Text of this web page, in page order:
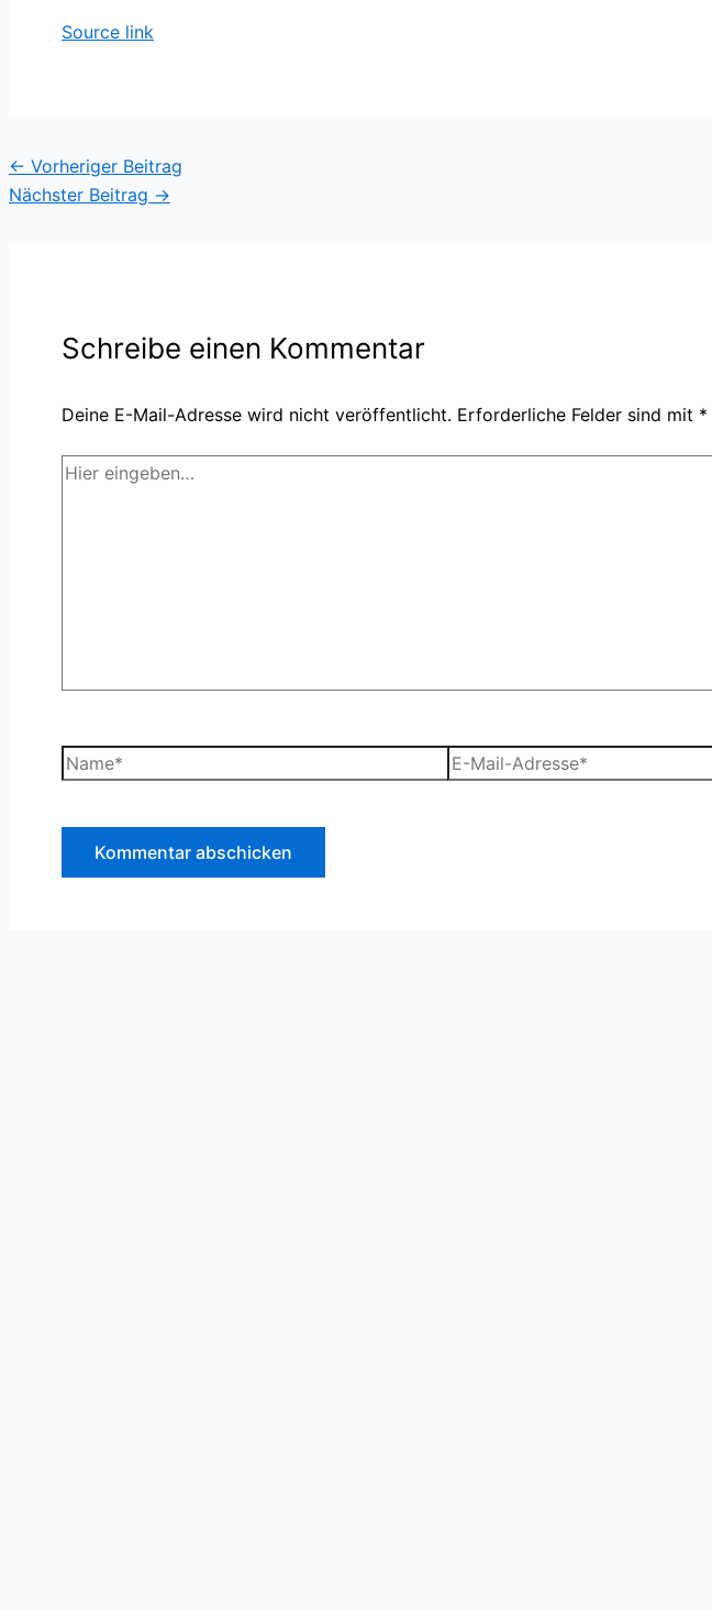
Source link
← Vorheriger Beitrag
Nächster Beitrag →
Schreibe einen Kommentar
Deine E-Mail-Adresse wird nicht veröffentlicht. Erforderliche Felder sind mit *
Hier
Name*
E-
Mail-